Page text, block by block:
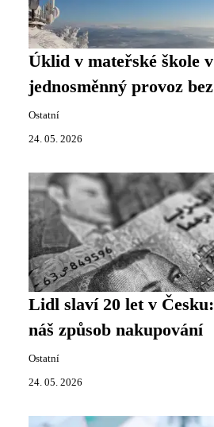
Úklid v mateřské škole
jednosměnný provoz
Ostatní
24. 05. 2026
Lidl slaví 20 let v
náš způsob nakupování
Ostatní
24. 05. 2026